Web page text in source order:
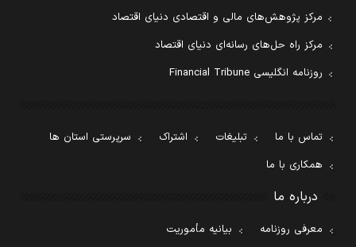
مرکز پژوهش‌های مالی و اقتصادی دنیای اقتصاد
مرکز راه حل‌های رسانه‌ای دنیای اقتصاد
روزنامه انگلیسی Financial Tribune
تماس با ما تبلیغات اشتراک
سرپرستی استان ها
همکاری با ما
درباره ما
معرفی روزنامه
بیانیه مأموریت